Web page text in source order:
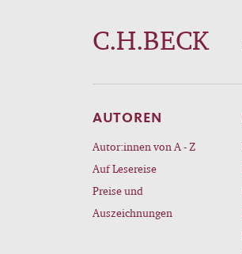
C.H.BECK
AUTOREN
Autor:innen von A - Z
Auf Lesereise
Preise und
Auszeichnungen